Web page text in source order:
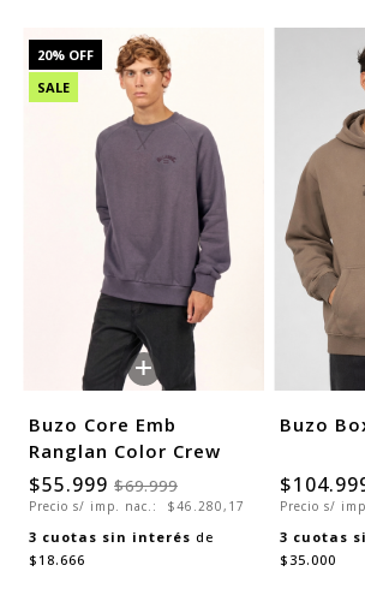
20% OFF
SALE
+
Buzo Core Emb
Ranglan Color Crew
$55.999 $69.999
Precio s/ imp. nac.: $46.280,17
3 cuotas sin interés de
$18.666
Buzo
Precio s/
3 cuotas
$35.000